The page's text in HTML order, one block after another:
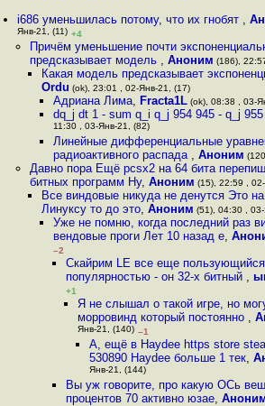
i686 уменьшилась потому, что их гнобят ,
Янв-21, (11) +4
Причём уменьшение почти
предсказывает модель , Аноним (186),
Какая модель предсказывает
Ordu (ok), 23:01 , 02-Янв-21, (17)
Адриана Лима, Fracta1L (ok), 08:38 , 03-
dq_j dt 1 - sum q_i q_j 954 945 - q_j
11:30 , 03-Янв-21, (82)
Линейные дифференциальные
радиоактивного распада ,Аноним
Давно пора Ещё pcsx2 на 64 бита
битных программ Ну, Аноним (15), 22:59 ,
Все виндовые никуда не денутся Это
Линуксу то до это, Аноним (51), 04:30 ,
Уже не помню, когда последний раз
вендовые проги Лет 10 назад е,
–2
Скайрим LE все еще пользующийся
популярностью - он 32-х битный ,
+1
Я не слышал о такой игре, но
морровинд который постоянно ,
Янв-21, (140) –1
А, ещё в Haydee https store
530890 Haydee больше 1 тек,
Янв-21, (144)
Вы уж говорите, про какую ОСь
процентов 70 активно юзае,